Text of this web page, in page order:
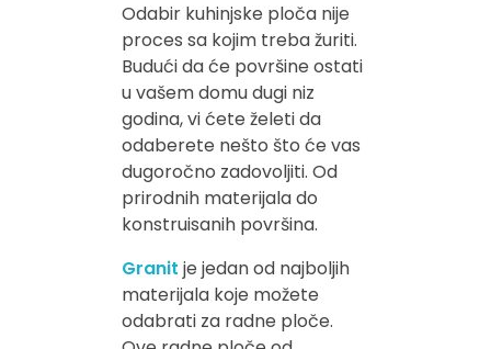
Odabir kuhinjske ploča nije
proces sa kojim treba žuriti.
Budući da će površine ostati
u vašem domu dugi niz
godina, vi ćete želeti da
odaberete nešto što će vas
dugoročno zadovoljiti. Od
prirodnih materijala do
konstruisanih površina.
Granit je jedan od najboljih
materijala koje možete
odabrati za radne ploče.